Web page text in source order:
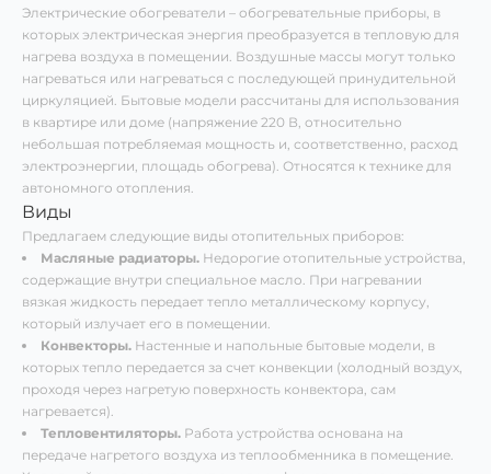
Электрические обогреватели – обогревательные приборы, в
которых электрическая энергия преобразуется в тепловую для
нагрева воздуха в помещении. Воздушные массы могут только
нагреваться или нагреваться с последующей принудительной
циркуляцией. Бытовые модели рассчитаны для использования
в квартире или доме (напряжение 220 В, относительно
небольшая потребляемая мощность и, соответственно, расход
электроэнергии, площадь обогрева). Относятся к технике для
автономного отопления.
Виды
Предлагаем следующие виды отопительных приборов:
Масляные радиаторы. Недорогие отопительные устройства,
содержащие внутри специальное масло. При нагревании
вязкая жидкость передает тепло металлическому корпусу,
который излучает его в помещении.
Конвекторы. Настенные и напольные бытовые модели, в
которых тепло передается за счет конвекции (холодный воздух,
проходя через нагретую поверхность конвектора, сам
нагревается).
Тепловентиляторы. Работа устройства основана на
передаче нагретого воздуха из теплообменника в помещение.